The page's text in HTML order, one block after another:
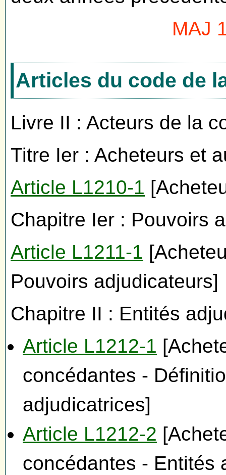
MAJ
Articles du code de
Livre II : Acteurs de la
Titre Ier : Acheteurs et
Article L1210-1
Chapitre Ier : Pouvoirs
Article L1211-1
Pouvoirs adjudicateurs]
Chapitre II : Entités
Article L1212-1
concédantes -
adjudicatrices]
Article L1212-2
concédantes - Entités